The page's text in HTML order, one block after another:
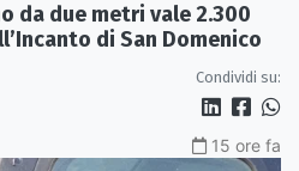
da due metri vale 2.300
di San Domenico
Condividi su:
15 ore fa